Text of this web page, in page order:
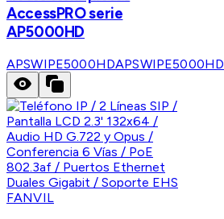
AccessPRO serie
AP5000HD
APSWIPE5000HDAPSWIPE5000HD
FANVIL